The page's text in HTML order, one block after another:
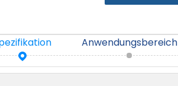
Anwendungsbereich